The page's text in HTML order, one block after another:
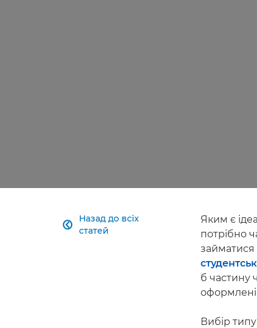
Назад до всіх
статей

Яким є
потрібно
займатися
б частину
оформлені
Вибір